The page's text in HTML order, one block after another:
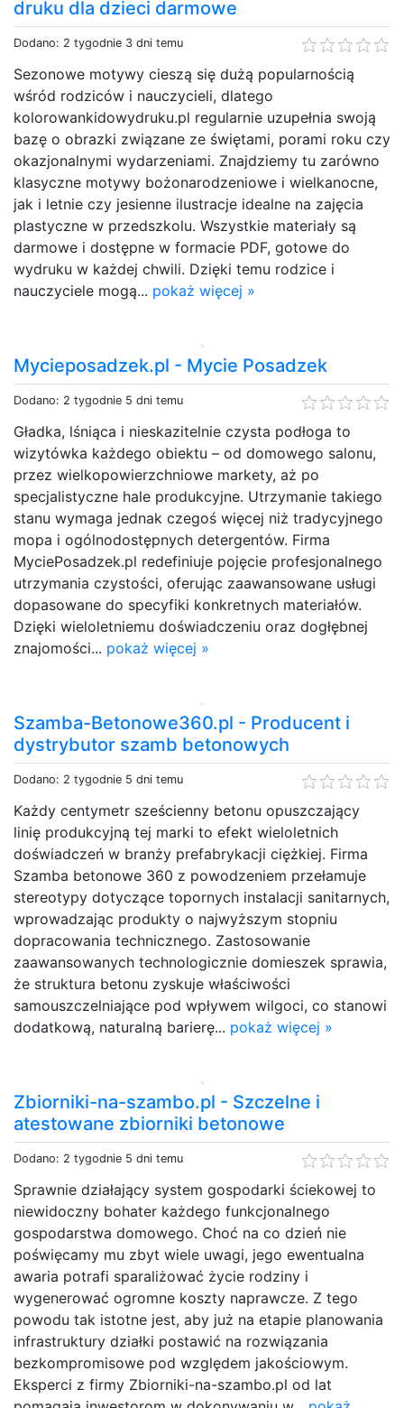
druku dla dzieci darmowe
Dodano: 2 tygodnie 3 dni temu
Sezonowe motywy cieszą się dużą popularnością
wśród rodziców i nauczycieli, dlatego
kolorowankidowydruku.pl regularnie uzupełnia swoją
bazę o obrazki związane ze świętami, porami roku czy
okazjonalnymi wydarzeniami. Znajdziemy tu zarówno
klasyczne motywy bożonarodzeniowe i wielkanocne,
jak i letnie czy jesienne ilustracje idealne na zajęcia
plastyczne w przedszkolu. Wszystkie materiały są
darmowe i dostępne w formacie PDF, gotowe do
wydruku w każdej chwili. Dzięki temu rodzice i
nauczyciele mogą... pokaż więcej »
Mycieposadzek.pl - Mycie Posadzek
Dodano: 2 tygodnie 5 dni temu
Gładka, lśniąca i nieskazitelnie czysta podłoga to
wizytówka każdego obiektu – od domowego salonu,
przez wielkopowierzchniowe markety, aż po
specjalistyczne hale produkcyjne. Utrzymanie takiego
stanu wymaga jednak czegoś więcej niż tradycyjnego
mopa i ogólnodostępnych detergentów. Firma
MyciePosadzek.pl redefiniuje pojęcie profesjonalnego
utrzymania czystości, oferując zaawansowane usługi
dopasowane do specyfiki konkretnych materiałów.
Dzięki wieloletniemu doświadczeniu oraz dogłębnej
znajomości... pokaż więcej »
Szamba-Betonowe360.pl - Producent i
dystrybutor szamb betonowych
Dodano: 2 tygodnie 5 dni temu
Każdy centymetr sześcienny betonu opuszczający
linię produkcyjną tej marki to efekt wieloletnich
doświadczeń w branży prefabrykacji ciężkiej. Firma
Szamba betonowe 360 z powodzeniem przełamuje
stereotypy dotyczące topornych instalacji sanitarnych,
wprowadzając produkty o najwyższym stopniu
dopracowania technicznego. Zastosowanie
zaawansowanych technologicznie domieszek sprawia,
że struktura betonu zyskuje właściwości
samouszczelniające pod wpływem wilgoci, co stanowi
dodatkową, naturalną barierę... pokaż więcej »
Zbiorniki-na-szambo.pl - Szczelne i
atestowane zbiorniki betonowe
Dodano: 2 tygodnie 5 dni temu
Sprawnie działający system gospodarki ściekowej to
niewidoczny bohater każdego funkcjonalnego
gospodarstwa domowego. Choć na co dzień nie
poświęcamy mu zbyt wiele uwagi, jego ewentualna
awaria potrafi sparaliżować życie rodziny i
wygenerować ogromne koszty naprawcze. Z tego
powodu tak istotne jest, aby już na etapie planowania
infrastruktury działki postawić na rozwiązania
bezkompromisowe pod względem jakościowym.
Eksperci z firmy Zbiorniki-na-szambo.pl od lat